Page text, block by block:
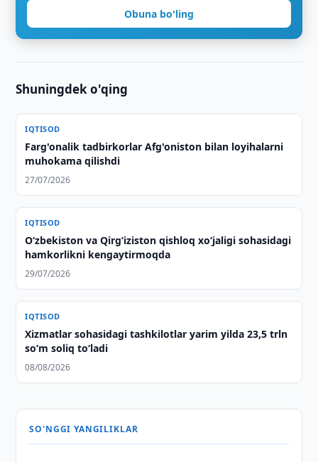
Obuna bo'ling
Shuningdek o'qing
IQTISOD
Farg'onalik tadbirkorlar Afg'oniston bilan loyihalarni
muhokama qilishdi
27/07/2026
IQTISOD
Oʻzbekiston va Qirgʻiziston qishloq xoʻjaligi sohasidagi
hamkorlikni kengaytirmoqda
29/07/2026
IQTISOD
Xizmatlar sohasidagi tashkilotlar yarim yilda 23,5 trln
so‘m soliq to‘ladi
08/08/2026
SO'NGGI YANGILIKLAR